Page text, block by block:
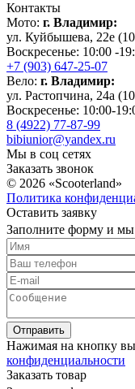
Контакты
Мото: г. Владимир:
ул. Куйбышева, 22е
Воскресенье: 10:00 -
+7 (903) 647-25-07
Вело: г. Владимир:
ул. Растопчина, 24а
Воскресенье: 10:00-
8 (4922) 77-87-99
bibiunior@yandex.ru
Мы в соц сетях
Заказать звонок
© 2026 «Scooterland»
Политика
Оставить заявку
Заполните форму и
Отправить
Нажимая на кнопку вы
конфиденциальности
Заказать товар